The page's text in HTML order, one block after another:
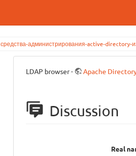
средства-администрирования-active-directory-
LDAP browser - Apache
Discussion
Real